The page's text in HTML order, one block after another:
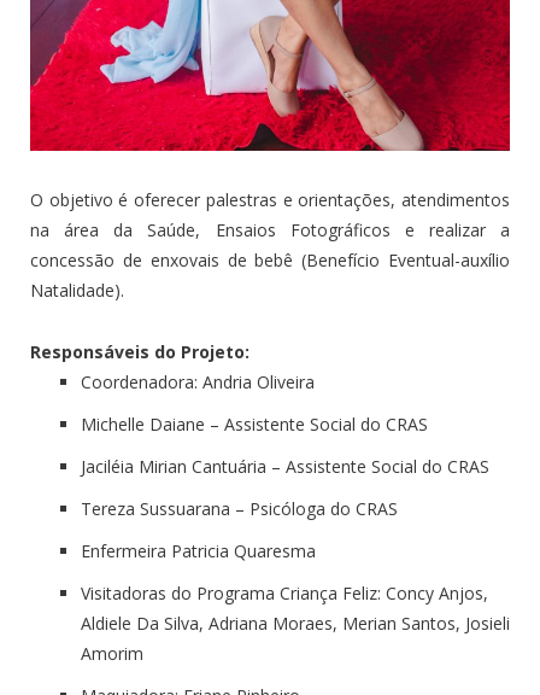
O objetivo é oferecer palestras e orientações, atendimentos
na área da Saúde, Ensaios Fotográficos e realizar a
concessão de enxovais de bebê (Benefício Eventual-auxílio
Natalidade).
Responsáveis do Projeto:
Coordenadora: Andria Oliveira
Michelle Daiane – Assistente Social do CRAS
Jaciléia Mirian Cantuária – Assistente Social do CRAS
Tereza Sussuarana – Psicóloga do CRAS
Enfermeira Patricia Quaresma
Visitadoras do Programa Criança Feliz: Concy Anjos,
Aldiele Da Silva, Adriana Moraes, Merian Santos, Josieli
Amorim